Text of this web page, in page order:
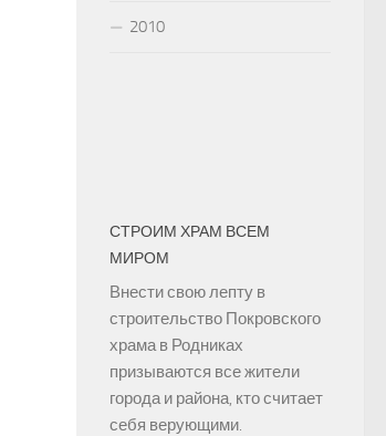
2010
СТРОИМ ХРАМ ВСЕМ
МИРОМ
Внести свою лепту в
строительство Покровского
храма в Родниках
призываются все жители
города и района, кто считает
себя верующими.